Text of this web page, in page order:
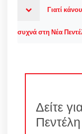
Γιατί
συχνά στη Νέα
Δείτε